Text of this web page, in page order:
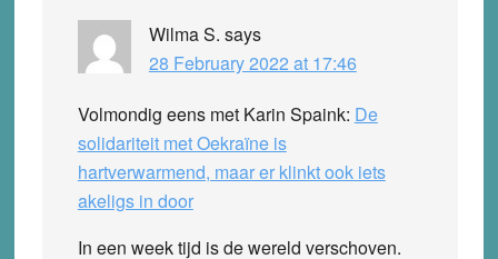
Wilma S. says
28 February 2022 at 17:46
Volmondig eens met Karin Spaink: De
solidariteit met Oekraïne is
hartverwarmend, maar er klinkt ook iets
akeligs in door
In een week tijd is de wereld verschoven.